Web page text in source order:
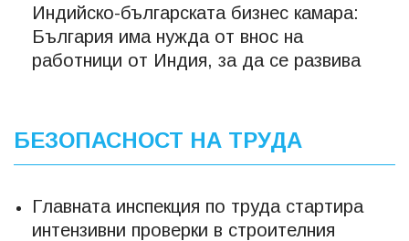
Индийско-българската бизнес камара:
България има нужда от внос на
работници от Индия, за да се развива
БЕЗОПАСНОСТ НА ТРУДА
Главната инспекция по труда стартира
интензивни проверки в строителния